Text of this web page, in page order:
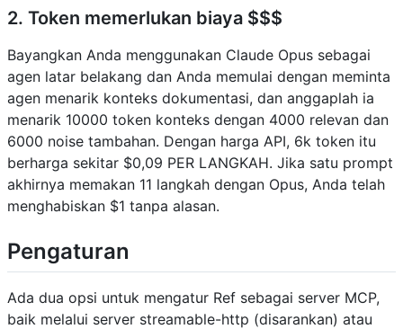
2. Token memerlukan biaya $$$
Bayangkan Anda menggunakan Claude Opus sebagai
agen latar belakang dan Anda memulai dengan meminta
agen menarik konteks dokumentasi, dan anggaplah ia
menarik 10000 token konteks dengan 4000 relevan dan
6000 noise tambahan. Dengan harga API, 6k token itu
berharga sekitar $0,09 PER LANGKAH. Jika satu prompt
akhirnya memakan 11 langkah dengan Opus, Anda telah
menghabiskan $1 tanpa alasan.
Pengaturan
Ada dua opsi untuk mengatur Ref sebagai server MCP,
baik melalui server streamable-http (disarankan) atau